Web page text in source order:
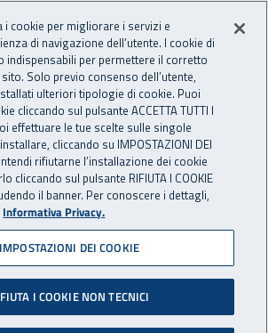
Nazionale
Apri cerca
principale
in: digitale
Cooperazione applicativa
evoluzioni
cooperazione applicativa,
seguenti evoluzioni:
i cookie per migliorare i servizi e
di navigazione dell’utente. I cookie di
indispensabili per permettere il corretto
Solo previo consenso dell’utente,
ulteriori tipologie di cookie. Puoi
cliccando sul pulsante ACCETTA TUTTI I
effettuare le tue scelte sulle singole
cliccando su IMPOSTAZIONI DEI
rifiutarne l’installazione dei cookie
cliccando sul pulsante RIFIUTA I COOKIE
il banner. Per conoscere i dettagli,
Informativa Privacy.
IMPOSTAZIONI DEI COOKIE
I COOKIE NON TECNICI